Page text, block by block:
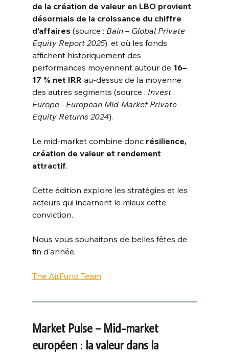
de la création de valeur en LBO provient
désormais de la croissance du chiffre
d’affaires (source : Bain – Global Private
Equity Report 2025), et où les fonds
affichent historiquement des
performances moyennent autour de 16–
17 % net IRR au-dessus de la moyenne
des autres segments (source : Invest
Europe - European Mid-Market Private
Equity Returns 2024).
Le mid-market combine donc résilience,
création de valeur et rendement
attractif.
Cette édition explore les stratégies et les
acteurs qui incarnent le mieux cette
conviction.
Nous vous souhaitons de belles fêtes de
fin d'année,
The AirFund Team
Market Pulse – Mid-market
européen : la valeur dans la